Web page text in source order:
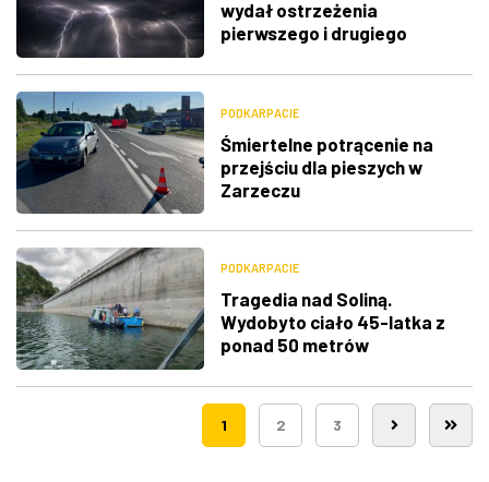
wydał ostrzeżenia
pierwszego i drugiego
PODKARPACIE
Śmiertelne potrącenie na
przejściu dla pieszych w
Zarzeczu
PODKARPACIE
Tragedia nad Soliną.
Wydobyto ciało 45-latka z
ponad 50 metrów
1 2 3